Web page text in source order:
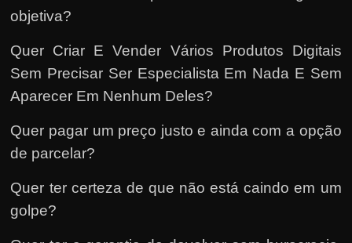
objetiva?
Quer Criar E Vender Vários Produtos Digitais
Sem Precisar Ser Especialista Em Nada E Sem
Aparecer Em Nenhum Deles?
Quer pagar um preço justo e ainda com a opção
de parcelar?
Quer ter certeza de que não está caindo em um
golpe?